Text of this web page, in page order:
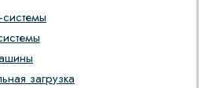
загрузка